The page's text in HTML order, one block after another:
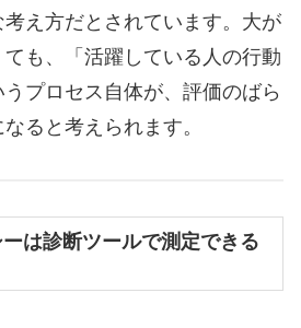
え方だとされています。大が
も、「活躍している人の行動
プロセス自体が、評価のばら
ると考えられます。
は診断ツールで測定できる